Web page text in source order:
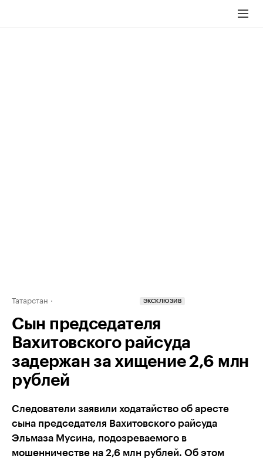
Татарстан ЭКСКЛЮЗИВ
Сын председателя
Вахитовского райсуда
задержан за хищение 2,6 млн
рублей
Следователи заявили ходатайство об аресте
сына председателя Вахитовского райсуда
Эльмаза Мусина, подозреваемого в
мошенничестве на 2,6 млн рублей. Об этом